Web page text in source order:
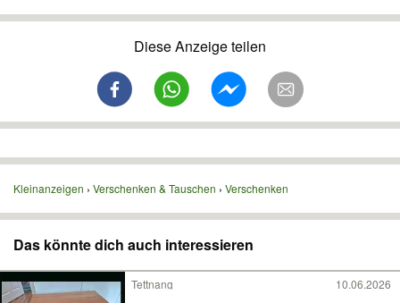
Diese Anzeige teilen
Kleinanzeigen Verschenken & Tauschen Verschenken
Das könnte dich auch interessieren
Tettnang 10.06.2026